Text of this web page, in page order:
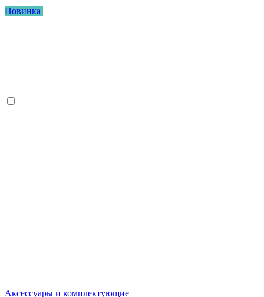
Новинка
Аксессуары и комплектующие